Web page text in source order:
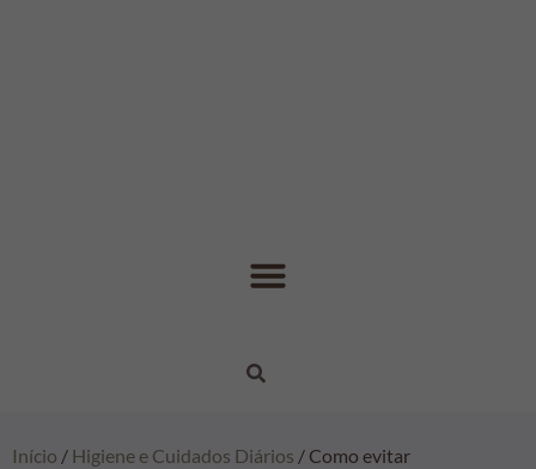
Início / Higiene e Cuidados Diários / Como evitar